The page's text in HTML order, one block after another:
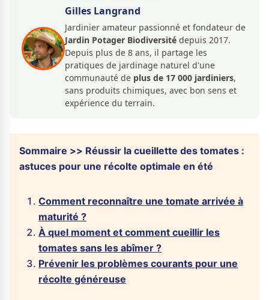
Gilles Langrand
Jardinier amateur passionné et fondateur de
Jardin Potager Biodiversité depuis 2017.
Depuis plus de 8 ans, il partage les
pratiques de jardinage naturel d'une
communauté de plus de 17 000 jardiniers,
sans produits chimiques, avec bon sens et
expérience du terrain.
Sommaire >> Réussir la cueillette des tomates :
astuces pour une récolte optimale en été
Comment reconnaître une tomate arrivée à
maturité ?
À quel moment et comment cueillir les
tomates sans les abîmer ?
Prévenir les problèmes courants pour une
récolte généreuse